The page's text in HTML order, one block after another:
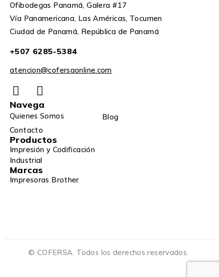
Ofibodegas Panamá, Galera #17
Vía Panamericana, Las Américas, Tocumen
Ciudad de Panamá, República de Panamá
+507 6285-5384
atencion@cofersaonline.com
Navega
Quienes Somos
Blog
Contacto
Productos
Impresión y Codificación
Industrial
Marcas
Impresoras Brother
© COFERSA. Todos los derechos reservados.